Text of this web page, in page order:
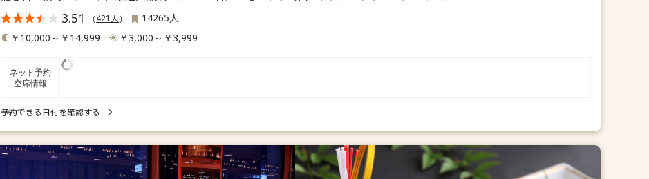
3.51 （421人 ）
14265人
￥10,000～￥14,999
￥3,000～￥3,999
ネット予約
空席情報
予約できる日付を確認する